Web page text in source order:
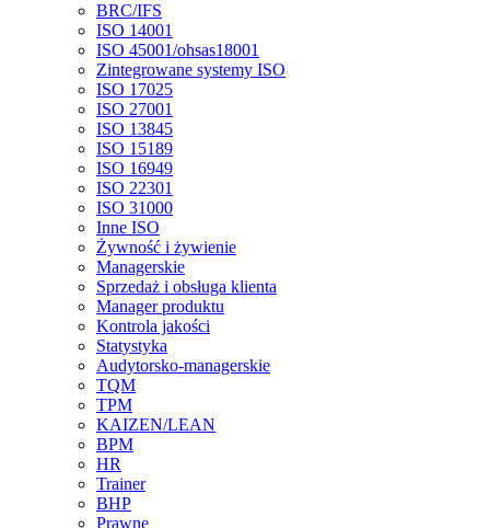
BRC/IFS
ISO 14001
ISO 45001/ohsas18001
Zintegrowane systemy ISO
ISO 17025
ISO 27001
ISO 13845
ISO 15189
ISO 16949
ISO 22301
ISO 31000
Inne ISO
Żywność i żywienie
Managerskie
Sprzedaż i obsługa klienta
Manager produktu
Kontrola jakości
Statystyka
Audytorsko-managerskie
TQM
TPM
KAIZEN/LEAN
BPM
HR
Trainer
BHP
Prawne